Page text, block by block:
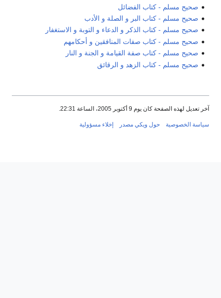
صحيح مسلم - كتاب الفضائل
صحيح مسلم - كتاب البر و الصلة و الأدب
صحيح مسلم - كتاب الذكر و الدعاء و التوبة و الاستغفار
صحيح مسلم - كتاب صفات المنافقين و أحكامهم
صحيح مسلم - كتاب صفة القيامة و الجنة و النار
صحيح مسلم - كتاب الزهد و الرقائق
آخر تعديل لهذه الصفحة كان يوم 9 أكتوبر 2005، الساعة 22:31.
سياسة الخصوصية حول ويكي مصدر إخلاء مسؤولية